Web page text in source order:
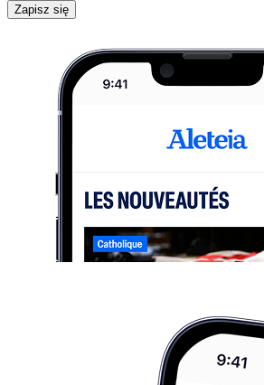
Zapisz się